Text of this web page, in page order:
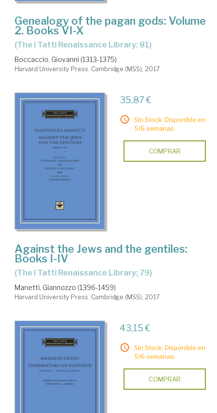
Genealogy of the pagan gods: Volume
2. Books VI-X
(The i Tatti Renaissance Library; 81)
Boccaccio, Giovanni (1313-1375)
Harvard University Press. Cambridge (MSS), 2017
35,87 €
Sin Stock. Disponible en
5/6 semanas.
COMPRAR
Against the Jews and the gentiles:
Books I-IV
(The i Tatti Renaissance Library; 79)
Manetti, Giannozzo (1396-1459)
Harvard University Press. Cambridge (MSS), 2017
43,15 €
Sin Stock. Disponible en
5/6 semanas.
COMPRAR